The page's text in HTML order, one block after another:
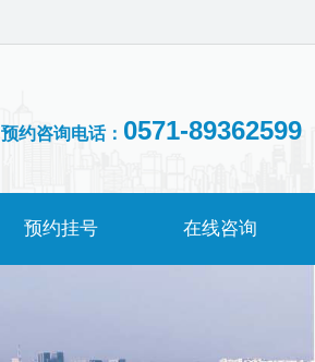
预约咨询电话： 0571-89362599
预约挂号 在线咨询